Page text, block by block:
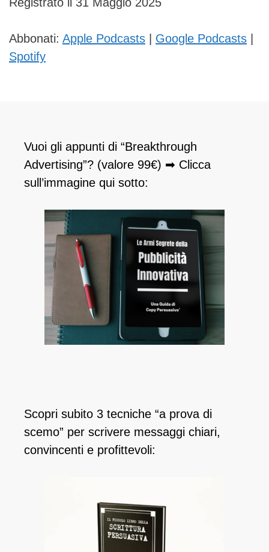
Abbonati: Apple Podcasts Google Podcasts
Spotify
Vuoi gli appunti di “Breakthrough
Advertising”? (valore 99€) ➡ Clicca
sull’immagine qui sotto:
Scopri subito 3 tecniche “a prova di
scemo” per scrivere messaggi chiari,
convincenti e profittevoli: